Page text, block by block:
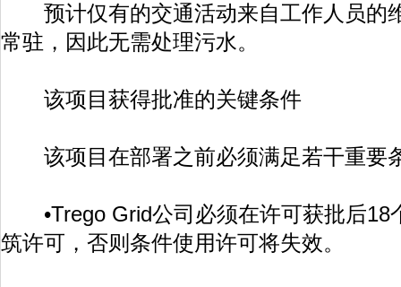
预计仅有的交通活动来自工作人员的
常驻，因此无需处理污水。
该项目获得批准的关键条件
该项目在部署之前必须满足若干重要
•Trego Grid公司必须在许可获批后18
筑许可，否则条件使用许可将失效。